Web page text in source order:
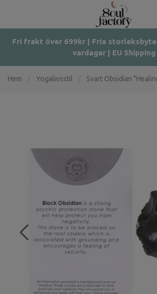
Fri frakt över 699kr | Fria
vardagar | EU Shipping
Hem Yogalivsstil Svart Obsidian